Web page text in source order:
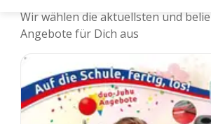
Wir wählen die aktuellsten und
Angebote für Dich aus